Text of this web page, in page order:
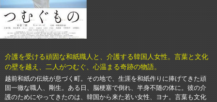
介護を受ける頑固な和紙職人と、介護する韓国人女性。言葉と文化
の壁を越え、二人がつむぐ、心温まる奇跡の物語。
越前和紙の伝統が息づく町。その地で、生涯を和紙作りに捧げてきた頑
固一徹な職人、剛生。ある日、脳梗塞で倒れ、半身不随の体に。彼の介
護のためにやってきたのは、韓国から来た若い女性、ヨナ。言葉も文化